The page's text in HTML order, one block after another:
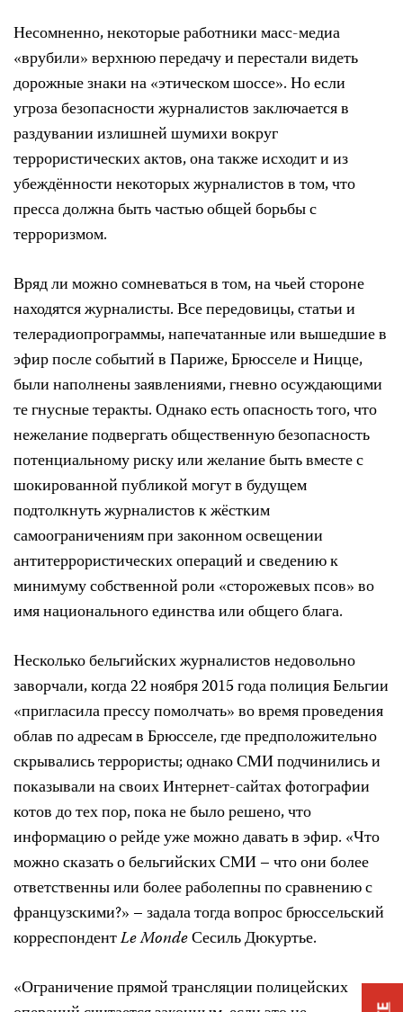
Несомненно, некоторые работники масс-медиа
«врубили» верхнюю передачу и перестали видеть
дорожные знаки на «этическом шоссе». Но если
угроза безопасности журналистов заключается в
раздувании излишней шумихи вокруг
террористических актов, она также исходит и из
убеждённости некоторых журналистов в том, что
пресса должна быть частью общей борьбы с
терроризмом.
Вряд ли можно сомневаться в том, на чьей стороне
находятся журналисты. Все передовицы, статьи и
телерадиопрограммы, напечатанные или вышедшие в
эфир после событий в Париже, Брюсселе и Ницце,
были наполнены заявлениями, гневно осуждающими
те гнусные теракты. Однако есть опасность того, что
нежелание подвергать общественную безопасность
потенциальному риску или желание быть вместе с
шокированной публикой могут в будущем
подтолкнуть журналистов к жёстким
самоограничениям при законном освещении
антитеррористических операций и сведению к
минимуму собственной роли «сторожевых псов» во
имя национального единства или общего блага.
Несколько бельгийских журналистов недовольно
заворчали, когда 22 ноября 2015 года полиция Бельгии
«пригласила прессу помолчать» во время проведения
облав по адресам в Брюсселе, где предположительно
скрывались террористы; однако СМИ подчинились и
показывали на своих Интернет-сайтах фотографии
котов до тех пор, пока не было решено, что
информацию о рейде уже можно давать в эфир. «Что
можно сказать о бельгийских СМИ – что они более
ответственны или более раболепны по сравнению с
французскими?» – задала тогда вопрос брюссельский
корреспондентLe MondeСесиль Дюкуртье.
«Ограничение прямой трансляции полицейских